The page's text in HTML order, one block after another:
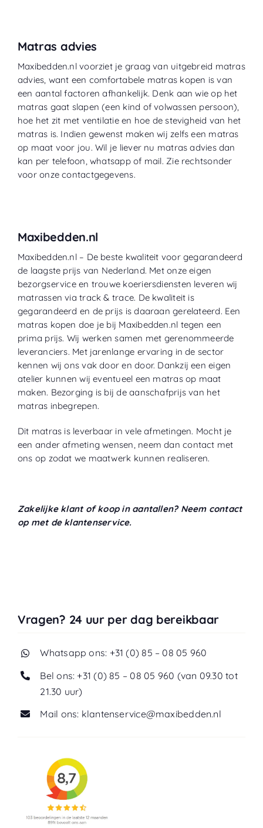
Matras advies
Maxibedden.nl voorziet je graag van uitgebreid matras
advies, want een comfortabele matras kopen is van
een aantal factoren afhankelijk. Denk aan wie op het
matras gaat slapen (een kind of volwassen persoon),
hoe het zit met ventilatie en hoe de stevigheid van het
matras is. Indien gewenst maken wij zelfs een matras
op maat voor jou. Wil je liever nu matras advies dan
kan per telefoon, whatsapp of mail. Zie rechtsonder
voor onze contactgegevens.
Maxibedden.nl
Maxibedden.nl – De beste kwaliteit voor gegarandeerd
de laagste prijs van Nederland. Met onze eigen
bezorgservice en trouwe koeriersdiensten leveren wij
matrassen via track & trace. De kwaliteit is
gegarandeerd en de prijs is daaraan gerelateerd. Een
matras kopen doe je bij Maxibedden.nl tegen een
prima prijs. Wij werken samen met gerenommeerde
leveranciers. Met jarenlange ervaring in de sector
kennen wij ons vak door en door. Dankzij een eigen
atelier kunnen wij eventueel een matras op maat
maken. Bezorging is bij de aanschafprijs van het
matras inbegrepen.
Dit matras is leverbaar in vele afmetingen. Mocht je
een ander afmeting wensen, neem dan contact met
ons op zodat we maatwerk kunnen realiseren.
Zakelijke klant of koop in aantallen? Neem contact
op met de klantenservice.
Vragen? 24 uur per dag bereikbaar
Whatsapp ons: +31 (0) 85 – 08 05 960
Bel ons: +31 (0) 85 – 08 05 960 (van 09.30 tot
21.30 uur)
Mail ons: klantenservice@maxibedden.nl